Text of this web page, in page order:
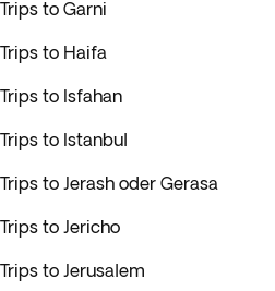
Trips to Garni
Trips to Haifa
Trips to Isfahan
Trips to Istanbul
Trips to Jerash oder Gerasa
Trips to Jericho
Trips to Jerusalem